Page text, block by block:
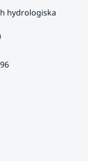
hydrologiska